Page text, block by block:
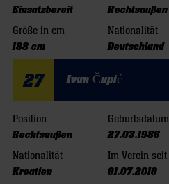
Einsatzbereit
Rechtsaußen
Größe in cm
188 cm
Nationalität
Deutschland
27 Ivan Čupić
Position
Rechtsaußen
Geburtsdatum
27.03.1986
Nationalität
Kroatien
Im Verein seit
01.07.2010